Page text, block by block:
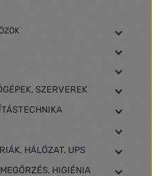
SZERVEREK
HÁLÓZAT, UPS
HIGIÉNIA